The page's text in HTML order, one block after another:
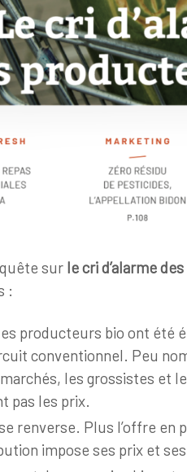
sur le cri d’alarme
:
producteurs bio ont été
conventionnel. Peu
les grossistes et
pas les prix.
renverse. Plus l’offre en
impose ses prix et